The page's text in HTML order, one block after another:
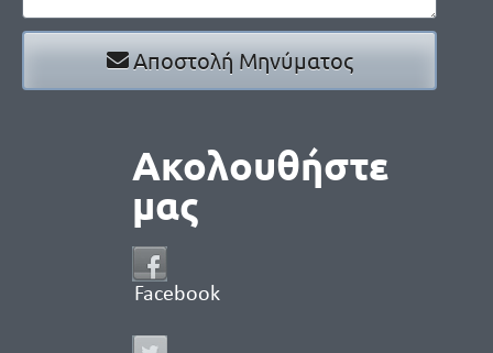
Αποστολή Μηνύματος
Ακολουθήστε
μας
Facebook